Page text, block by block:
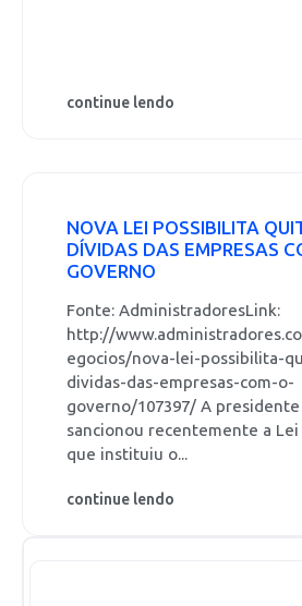
continue lendo
NOVA LEI POSSIBILITA
DÍVIDAS DAS EMPRESAS
GOVERNO
Fonte: AdministradoresLink:
http://
egocios/nova-lei-possibilita-
dividas-das-empresas-com-o-
governo/107397/ A
sancionou recentemente a Lei
que instituiu o...
continue lendo